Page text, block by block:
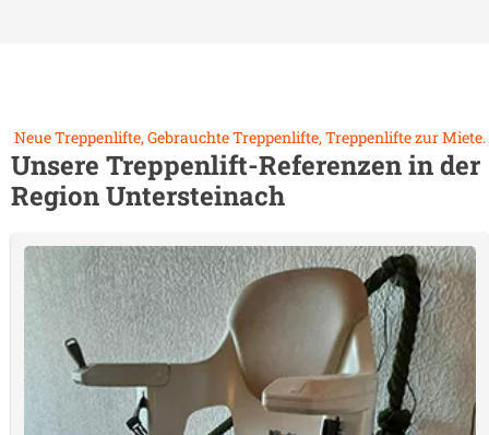
Neue Treppenlifte, Gebrauchte Treppenlifte, Treppenlifte zur Miete.
Unsere Treppenlift-Referenzen in der
RegionUntersteinach